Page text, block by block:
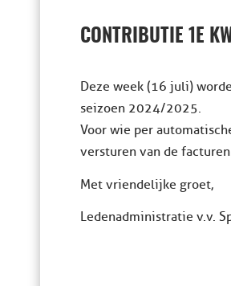
CONTRIBUTIE 1E
Deze week (16 juli)
seizoen 2024/2025.
Voor wie per
versturen van de
Met vriendelijke groet,
Ledenadministratie v.v.